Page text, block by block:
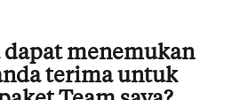
dapat menemukan
terima untuk